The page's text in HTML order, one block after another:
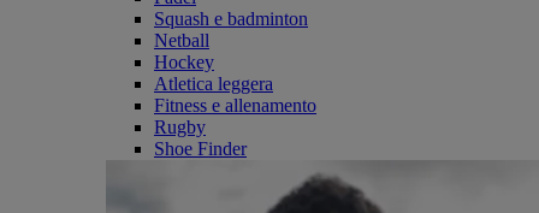
Squash e badminton
Netball
Hockey
Atletica leggera
Fitness e allenamento
Rugby
Shoe Finder